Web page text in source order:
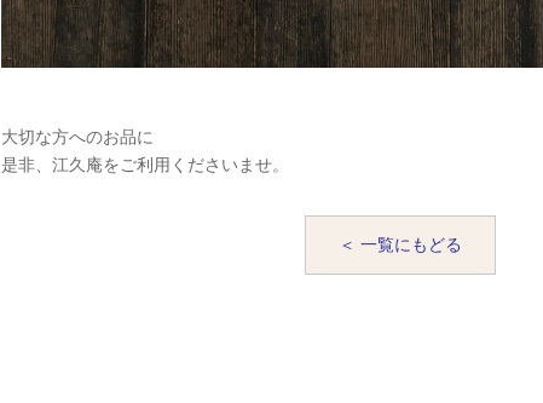
大切な方へのお品に
是非、江久庵をご利用くださいませ。
＜ 一覧にもどる